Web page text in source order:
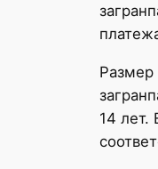
Размер
14 лет.